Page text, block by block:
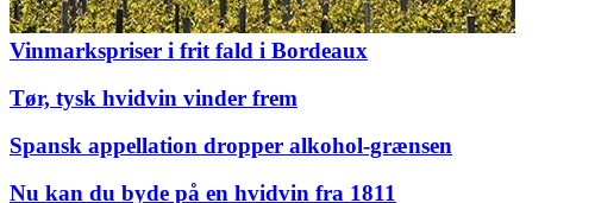
Vinmarkspriser i frit fald i Bordeaux
Tør, tysk hvidvin vinder frem
Spansk appellation dropper alkohol-grænsen
Nu kan du byde på en hvidvin fra 1811